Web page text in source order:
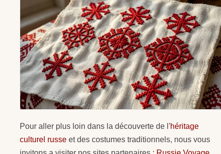
Pour aller plus loin dans la découverte de l'héritage
culturel russe et des costumes traditionnels, nous vous